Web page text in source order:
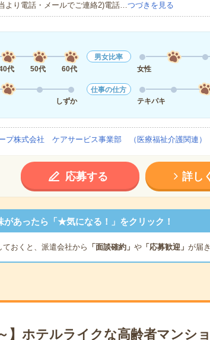
より電話・メールでご連絡2)電話…つづきを見る
代 50代 60代
男女比率
女性
しずか
仕事の仕方
テキパキ
プ株式会社 ケアサービス事業部 （医療福祉介護関連）
応募する 詳し
があったら「★気になる！」をクリック！
ておくと、派遣会社から 「面談確約」 や「応募歓迎」 が届
】ホテルライクな高齢者マンシ